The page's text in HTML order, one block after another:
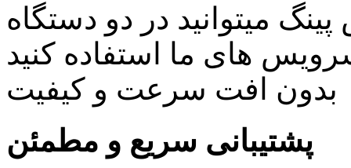
میتوانید در دو دستگاه
های ما استفاده کنید
بدون افت سرعت و کیفیت
پشتیبانی سریع و مطمئن